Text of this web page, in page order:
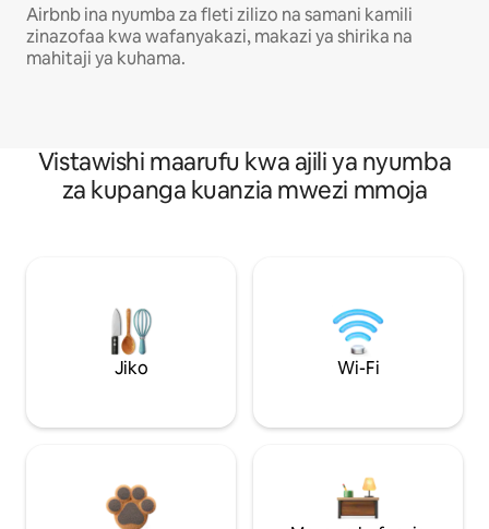
Airbnb ina nyumba za fleti zilizo na samani kamili
zinazofaa kwa wafanyakazi, makazi ya shirika na
mahitaji ya kuhama.
Vistawishi maarufu kwa ajili ya nyumba
za kupanga kuanzia mwezi mmoja
Jiko Wi-Fi